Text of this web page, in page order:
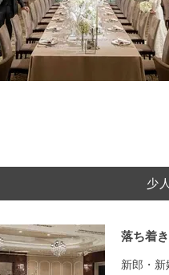
少
落ち着
新郎・